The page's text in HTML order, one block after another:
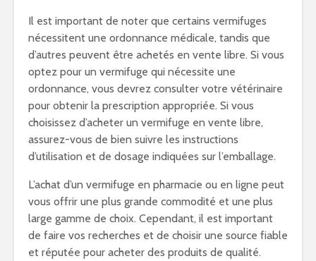
Il est important de noter que certains vermifuges
nécessitent une ordonnance médicale, tandis que
d’autres peuvent être achetés en vente libre. Si vous
optez pour un vermifuge qui nécessite une
ordonnance, vous devrez consulter votre vétérinaire
pour obtenir la prescription appropriée. Si vous
choisissez d’acheter un vermifuge en vente libre,
assurez-vous de bien suivre les instructions
d’utilisation et de dosage indiquées sur l’emballage.
L’achat d’un vermifuge en pharmacie ou en ligne peut
vous offrir une plus grande commodité et une plus
large gamme de choix. Cependant, il est important
de faire vos recherches et de choisir une source fiable
et réputée pour acheter des produits de qualité.